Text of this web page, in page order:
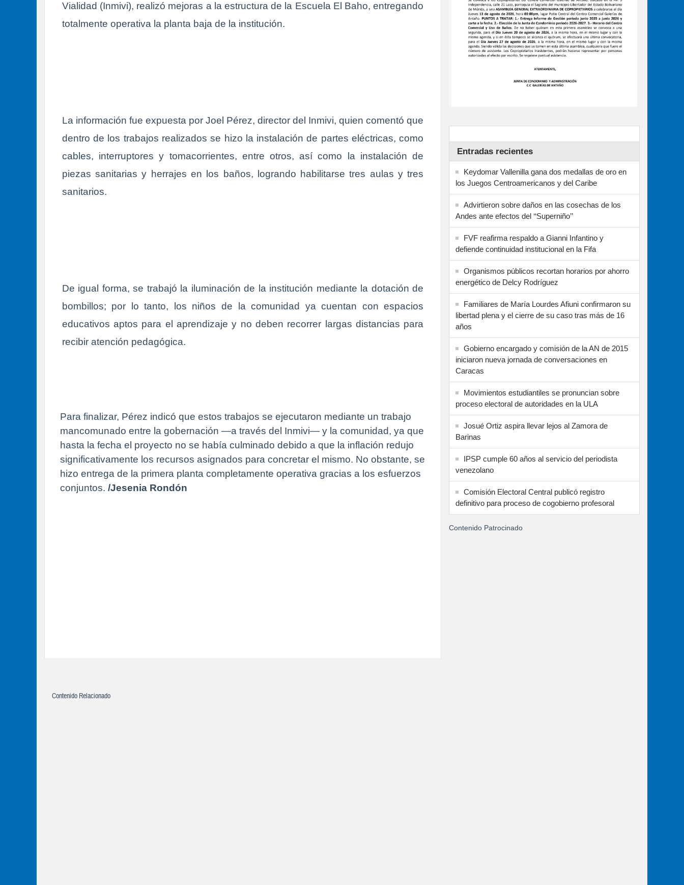
Vialidad (Inmivi), realizó mejoras a la estructura de la Escuela El Baho, entregando
totalmente operativa la planta baja de la institución.
La información fue expuesta por Joel Pérez, director del Inmivi, quien comentó que
dentro de los trabajos realizados se hizo la instalación de partes eléctricas, como
cables, interruptores y tomacorrientes, entre otros, así como la instalación de
piezas sanitarias y herrajes en los baños, logrando habilitarse tres aulas y tres
sanitarios.
De igual forma, se trabajó la iluminación de la institución mediante la dotación de
bombillos; por lo tanto, los niños de la comunidad ya cuentan con espacios
educativos aptos para el aprendizaje y no deben recorrer largas distancias para
recibir atención pedagógica.
Para finalizar, Pérez indicó que estos trabajos se ejecutaron mediante un trabajo
mancomunado entre la gobernación —a través del Inmivi— y la comunidad, ya que
hasta la fecha el proyecto no se había culminado debido a que la inflación redujo
significativamente los recursos asignados para concretar el mismo. No obstante, se
hizo entrega de la primera planta completamente operativa gracias a los esfuerzos
conjuntos. /Jesenia Rondón
Entradas recientes
Keydomar Vallenilla gana dos medallas de oro en
los Juegos Centroamericanos y del Caribe
Advirtieron sobre daños en las cosechas de los
Andes ante efectos del ‘‘Superniño’’
FVF reafirma respaldo a Gianni Infantino y
defiende continuidad institucional en la Fifa
Organismos públicos recortan horarios por ahorro
energético de Delcy Rodríguez
Familiares de María Lourdes Afiuni confirmaron su
libertad plena y el cierre de su caso tras más de 16
años
Gobierno encargado y comisión de la AN de 2015
iniciaron nueva jornada de conversaciones en
Caracas
Movimientos estudiantiles se pronuncian sobre
proceso electoral de autoridades en la ULA
Josué Ortiz aspira llevar lejos al Zamora de
Barinas
IPSP cumple 60 años al servicio del periodista
venezolano
Comisión Electoral Central publicó registro
definitivo para proceso de cogobierno profesoral
Contenido Patrocinado
Contenido Relacionado